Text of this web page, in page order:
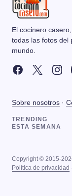
El cocinero
todas las fotos del
mundo.
Sobre nosotros ·
TRENDING
ESTA SEMANA
Copyright © 2015-
Política de privacidad ·